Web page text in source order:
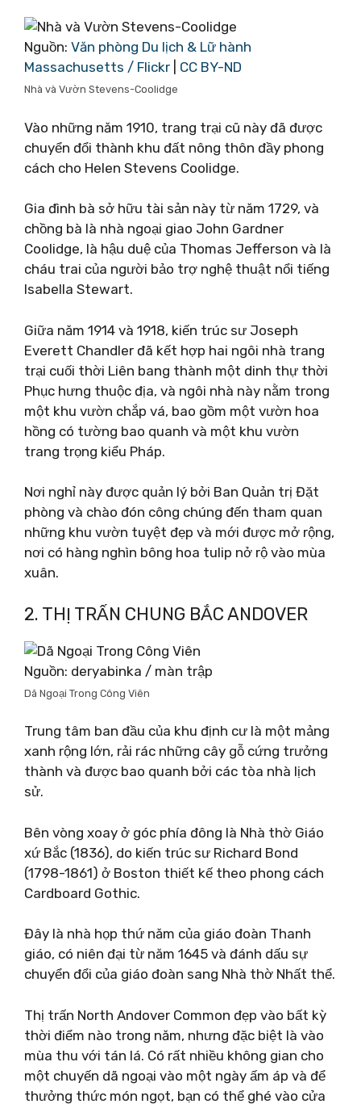
Nguồn: Văn phòng Du lịch & Lữ hành
Massachusetts / Flickr
CC BY-ND
Nhà và Vườn Stevens-Coolidge
Vào những năm 1910, trang trại cũ này đã được
chuyển đổi thành khu đất nông thôn đầy phong
cách cho Helen Stevens Coolidge.
Gia đình bà sở hữu tài sản này từ năm 1729, và
chồng bà là nhà ngoại giao John Gardner
Coolidge, là hậu duệ của Thomas Jefferson và là
cháu trai của người bảo trợ nghệ thuật nổi tiếng
Isabella Stewart.
Giữa năm 1914 và 1918, kiến ​​trúc sư Joseph
Everett Chandler đã kết hợp hai ngôi nhà trang
trại cuối thời Liên bang thành một dinh thự thời
Phục hưng thuộc địa, và ngôi nhà này nằm trong
một khu vườn chắp vá, bao gồm một vườn hoa
hồng có tường bao quanh và một khu vườn
trang trọng kiểu Pháp.
Nơi nghỉ này được quản lý bởi Ban Quản trị Đặt
phòng và chào đón công chúng đến tham quan
những khu vườn tuyệt đẹp và mới được mở rộng,
nơi có hàng nghìn bông hoa tulip nở rộ vào mùa
xuân.
2. THỊ TRẤN CHUNG BẮC ANDOVER
Nguồn: deryabinka / màn trập
Dã Ngoại Trong Công Viên
Trung tâm ban đầu của khu định cư là một mảng
xanh rộng lớn, rải rác những cây gỗ cứng trưởng
thành và được bao quanh bởi các tòa nhà lịch
sử.
Bên vòng xoay ở góc phía đông là Nhà thờ Giáo
xứ Bắc (1836), do kiến ​​trúc sư Richard Bond
(1798-1861) ở Boston thiết kế theo phong cách
Cardboard Gothic.
Đây là nhà họp thứ năm của giáo đoàn Thanh
giáo, có niên đại từ năm 1645 và đánh dấu sự
chuyển đổi của giáo đoàn sang Nhà thờ Nhất thể.
Thị trấn North Andover Common đẹp vào bất kỳ
thời điểm nào trong năm, nhưng đặc biệt là vào
mùa thu với tán lá. Có rất nhiều không gian cho
một chuyến dã ngoại vào một ngày ấm áp và để
thưởng thức món ngọt, bạn có thể ghé vào cửa